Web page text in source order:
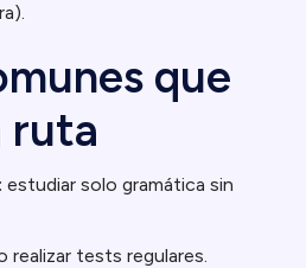
que
ruta
estudiar solo gramática sin
realizar tests regulares.